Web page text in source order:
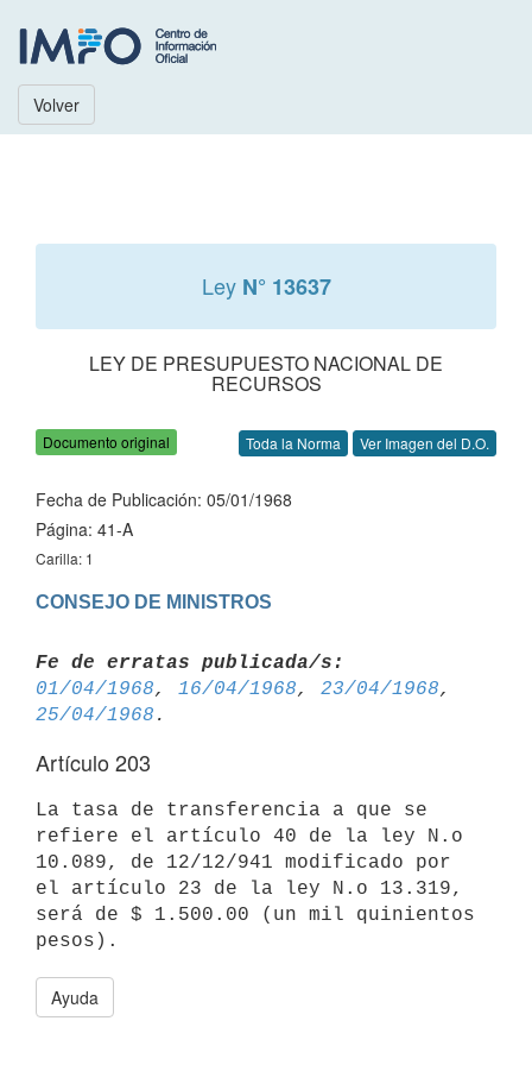
Volver
Ley N° 13637
LEY DE PRESUPUESTO NACIONAL DE
RECURSOS
Documento original Toda la Norma Ver Imagen del D.O.
Fecha de Publicación: 05/01/1968
Página: 41-A
Carilla: 1
CONSEJO DE MINISTROS
Fe de erratas publicada/s:
01/04/1968, 16/04/1968, 23/04/1968
25/04/1968
Artículo 203
La tasa de transferencia a que se
refiere el artículo 40 de la ley N.o
10.089, de 12/12/941 modificado por
el artículo 23 de la ley N.o 13.319,
será de $ 1.500.00 (un mil quinientos
Ayuda